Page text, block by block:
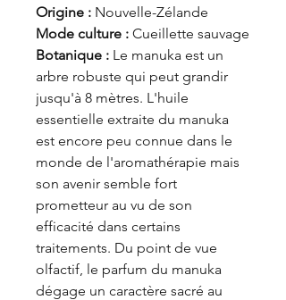
Origine : Nouvelle-Zélande
Mode culture : Cueillette sauvage
Botanique : Le manuka est un
arbre robuste qui peut grandir
jusqu'à 8 mètres. L'huile
essentielle extraite du manuka
est encore peu connue dans le
monde de l'aromathérapie mais
son avenir semble fort
prometteur au vu de son
efficacité dans certains
traitements. Du point de vue
olfactif, le parfum du manuka
dégage un caractère sacré au